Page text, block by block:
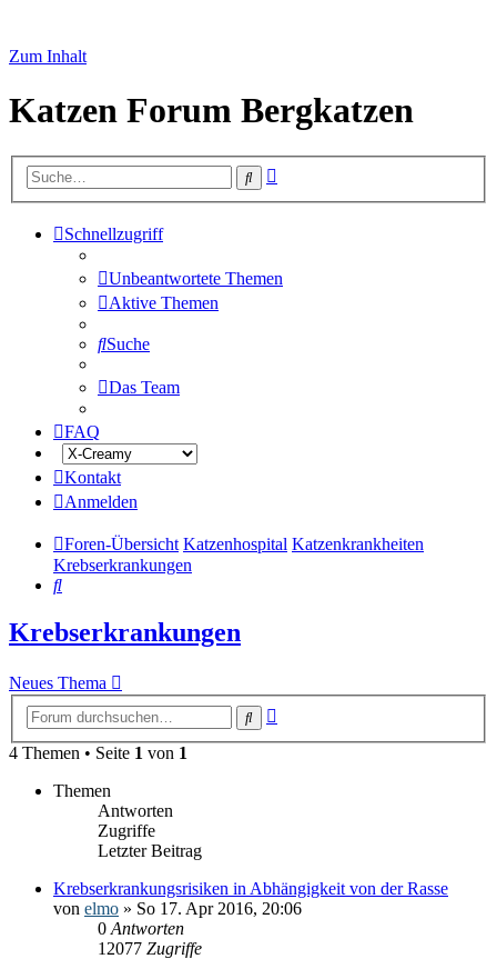
Zum Inhalt
Katzen Forum Bergkatzen
Suche
Schnellzugriff
Unbeantwortete Themen
Aktive Themen
Suche
Das Team
FAQ
Kontakt
Anmelden
Foren-Übersicht Katzenhospital Katzenkrankheiten
Krebserkrankungen
Suche
Krebserkrankungen
Neues Thema
Suche
4 Themen • Seite 1 von 1
Themen
Antworten
Zugriffe
Letzter Beitrag
Krebserkrankungsrisiken in Abhängigkeit von der Rasse
von elmo » So 17. Apr 2016, 20:06
0 Antworten
12077 Zugriffe